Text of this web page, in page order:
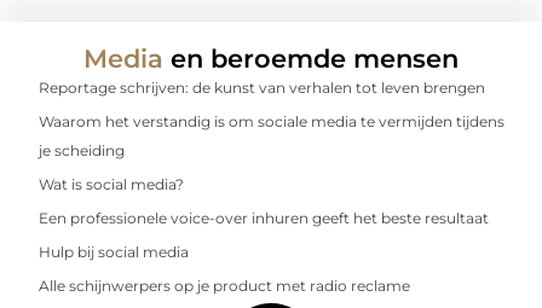
Media en beroemde mensen
Reportage schrijven: de kunst van verhalen tot leven brengen
Waarom het verstandig is om sociale media te vermijden tijdens
je scheiding
Wat is social media?
Een professionele voice-over inhuren geeft het beste resultaat
Hulp bij social media
Alle schijnwerpers op je product met radio reclame